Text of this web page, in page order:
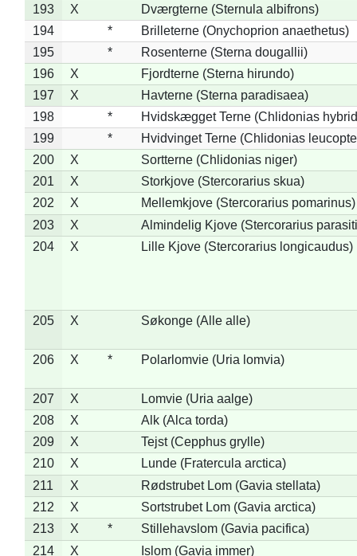
193
X
Dværgterne (Sternula albifrons)
194
*
Brilleterne (Onychoprion anaethetus)
195
*
Rosenterne (Sterna dougallii)
196
X
Fjordterne (Sterna hirundo)
197
X
Havterne (Sterna paradisaea)
198
*
Hvidskægget Terne (Chlidonias
199
*
Hvidvinget Terne (Chlidonias
200
X
Sortterne (Chlidonias niger)
201
X
Storkjove (Stercorarius skua)
202
X
Mellemkjove (Stercorarius pomarinus)
203
X
Almindelig Kjove (Stercorarius
204
X Lille Kjove (Stercorarius longicaudus)
205 X Søkonge (Alle alle)
206 X * Polarlomvie (Uria lomvia)
207 X
Lomvie (Uria aalge)
208
X
Alk (Alca torda)
209
X
Tejst (Cepphus grylle)
210
X
Lunde (Fratercula arctica)
211
X
Rødstrubet Lom (Gavia stellata)
212
X
Sortstrubet Lom (Gavia arctica)
213
X *
Stillehavslom (Gavia pacifica)
214
X Islom (Gavia immer)